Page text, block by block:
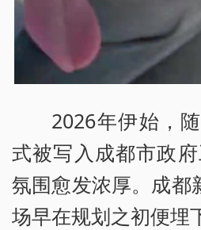
2026年伊始，
式被写入成都市政
氛围愈发浓厚。成都
场早在规划之初便埋